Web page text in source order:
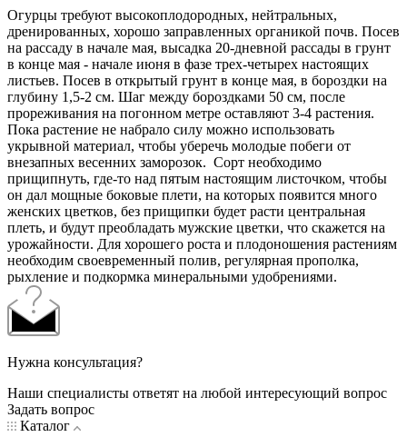
Огурцы требуют высокоплодородных, нейтральных,
дренированных, хорошо заправленных органикой почв. Посев
на рассаду в начале мая, высадка 20-дневной рассады в грунт
в конце мая - начале июня в фазе трех-четырех настоящих
листьев. Посев в открытый грунт в конце мая, в бороздки на
глубину 1,5-2 см. Шаг между бороздками 50 см, после
прореживания на погонном метре оставляют 3-4 растения.
Пока растение не набрало силу можно использовать
укрывной материал, чтобы уберечь молодые побеги от
внезапных весенних заморозок. Сорт необходимо
прищипнуть, где-то над пятым настоящим листочком, чтобы
он дал мощные боковые плети, на которых появится много
женских цветков, без прищипки будет расти центральная
плеть, и будут преобладать мужские цветки, что скажется на
урожайности. Для хорошего роста и плодоношения растениям
необходим своевременный полив, регулярная прополка,
рыхление и подкормка минеральными удобрениями.
Нужна консультация?
Наши специалисты ответят на любой интересующий вопрос
Задать вопрос
Каталог